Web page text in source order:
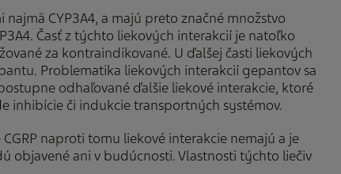
CYP3A4, a majú preto značné množstvo
Časť z týchto liekových interakcií je natoľko
za kontraindikované. U ďalšej časti liekových
Problematika liekových interakcií gepantov sa
odhaľované ďalšie liekové interakcie, ktoré
inhibície či indukcie transportných systémov.
naproti tomu liekové interakcie nemajú a je
objavené ani v budúcnosti. Vlastnosti týchto liečiv